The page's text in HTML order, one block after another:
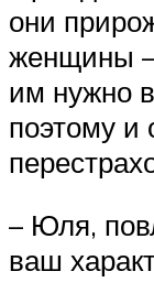
они
женщины –
им нужно
поэтому и
– Юля,
ваш